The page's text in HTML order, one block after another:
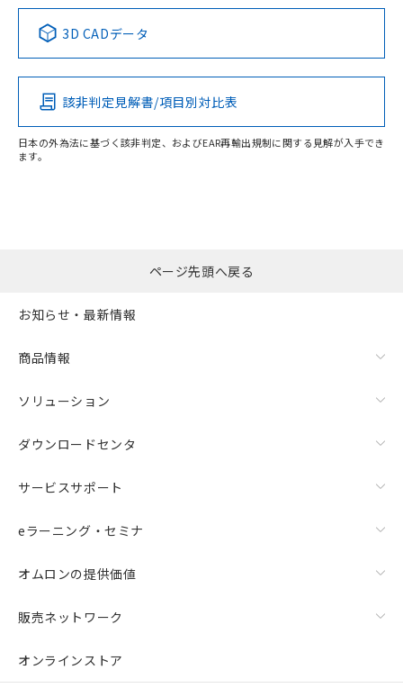
この製品の規格認証/適合状況ページへ
その他の認証はこちらのページからご検索ください
3D CADデータ
該非判定見解書/項目別対比表
日本の外為法に基づく該非判定、およびEAR再輸出規制に関する見解が入手でき
ます。
ページ先頭へ戻る
お知らせ・最新情報
商品情報
ソリューション
ダウンロードセンタ
サービスサポート
eラーニング・セミナ
オムロンの提供価値
販売ネットワーク
オンラインストア